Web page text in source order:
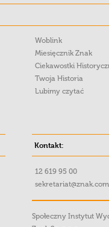
Woblink
Miesięcznik Znak
Ciekawostki
Twoja Historia
Lubimy czytać
Kontakt:
12 619 95 00
Społeczny Instytut